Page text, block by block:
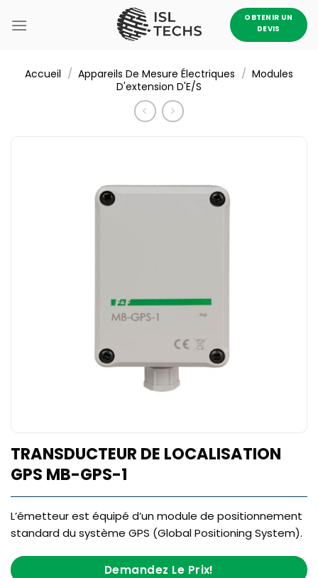
au
OBTENIR UN
DEVIS
Accueil / Appareils De Mesure Électriques / Modules
D'extension D'E/S
TRANSDUCTEUR DE LOCALISATION
GPS MB-GPS-1
L’émetteur est équipé d’un module de positionnement
standard du système GPS (Global Positioning System).
Demandez Le Prix!